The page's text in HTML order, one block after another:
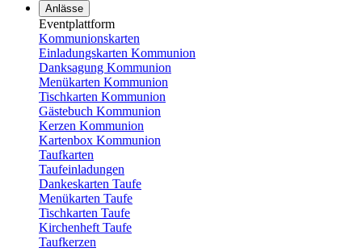
Anlässe
Eventplattform
Kommunionskarten
Einladungskarten Kommunion
Danksagung Kommunion
Menükarten Kommunion
Tischkarten Kommunion
Gästebuch Kommunion
Kerzen Kommunion
Kartenbox Kommunion
Taufkarten
Taufeinladungen
Dankeskarten Taufe
Menükarten Taufe
Tischkarten Taufe
Kirchenheft Taufe
Taufkerzen